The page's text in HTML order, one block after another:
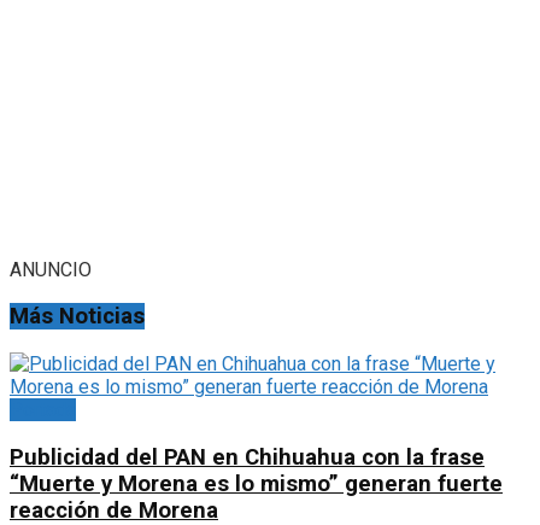
ANUNCIO
Más Noticias
Publicidad del PAN en Chihuahua con la frase
“Muerte y Morena es lo mismo” generan fuerte
reacción de Morena